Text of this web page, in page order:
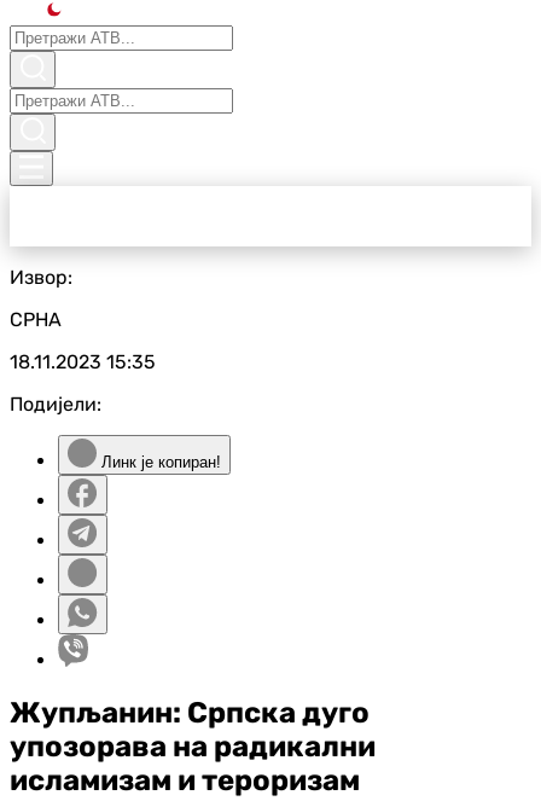
Извор:
СРНА
18.11.2023 15:35
Подијели:
Линк је копиран!
Жупљанин: Српска дуго
упозорава на радикални
исламизам и тероризам